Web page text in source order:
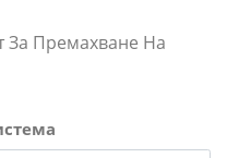
За Премахване На